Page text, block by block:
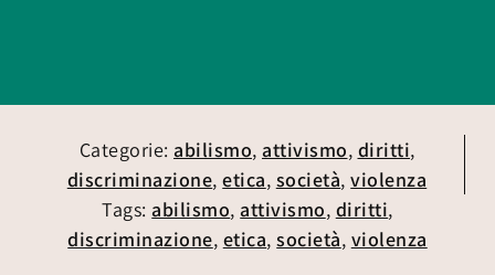
Categorie: abilismo, attivismo, diritti,
discriminazione,etica, società,violenza
Tags: abilismo, attivismo, diritti,
discriminazione, etica,società, violenza